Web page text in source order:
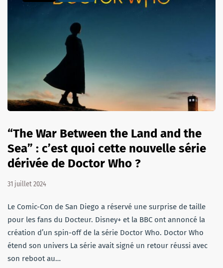
“The War Between the Land and the
Sea” : c’est quoi cette nouvelle série
dérivée de Doctor Who ?
31 juillet 2024
Le Comic-Con de San Diego a réservé une surprise de taille
pour les fans du Docteur. Disney+ et la BBC ont annoncé la
création d’un spin-off de la série Doctor Who. Doctor Who
étend son univers La série avait signé un retour réussi avec
son reboot au…